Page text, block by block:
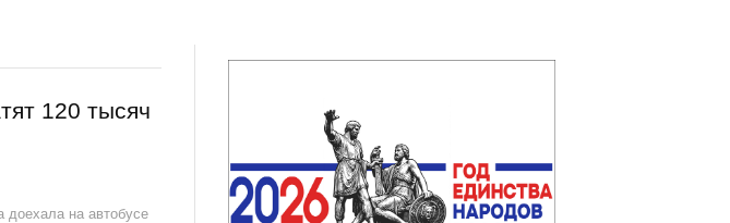
120 тысяч
доехала на автобусе